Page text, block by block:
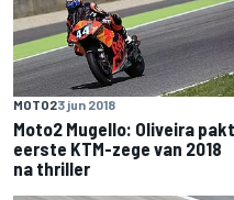
MOTO23 jun 2018
Moto2 Mugello: Oliveira pakt
eerste KTM-zege van 2018
na thriller